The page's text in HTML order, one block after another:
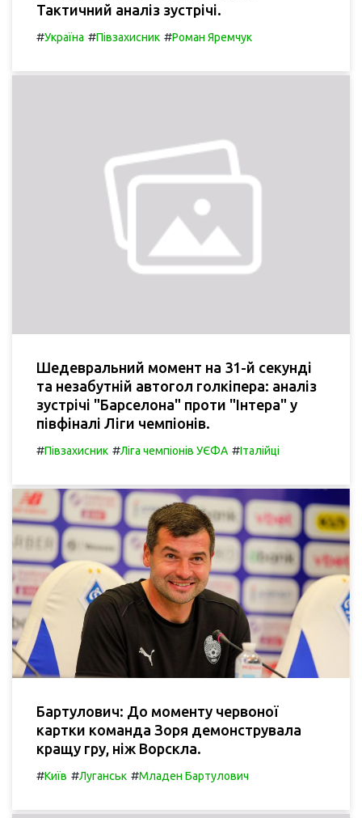
Тактичний аналіз зустрічі.
#Україна #Півзахисник #Роман Яремчук
Шедевральний момент на 31-й секунді
та незабутній автогол голкіпера: аналіз
зустрічі "Барселона" проти "Інтера" у
півфіналі Ліги чемпіонів.
#Півзахисник #Ліга чемпіонів УЄФА #Італійці
Бартулович: До моменту червоної
картки команда Зоря демонструвала
кращу гру, ніж Ворскла.
#Київ #Луганськ #Младен Бартулович